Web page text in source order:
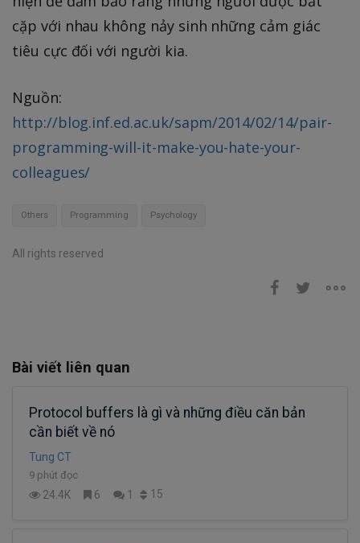
cặp với nhau không nảy sinh những cảm giác
tiêu cực đối với người kia.
Nguồn:
http://blog.inf.ed.ac.uk/sapm/2014/02/14/pair-
programming-will-it-make-you-hate-your-
colleagues/
Others Programming Psychology
All rights reserved
Bài viết liên quan
Protocol buffers là gì và những điều căn bản
cần biết về nó
Tung CT
9 phút đọc
24.4K 6 1 15